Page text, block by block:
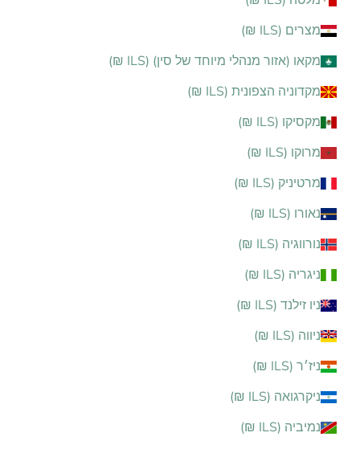
מצרים (ILS ₪)
מקאו (אזור מנהלי מיוחד של סין) (ILS ₪)
מקדוניה הצפונית (ILS ₪)
מקסיקו (ILS ₪)
מרוקו (ILS ₪)
מרטיניק (ILS ₪)
נאורו (ILS ₪)
נורווגיה (ILS ₪)
ניגריה (ILS ₪)
ניו זילנד (ILS ₪)
ניווה (ILS ₪)
ניז׳ר (ILS ₪)
ניקרגואה (ILS ₪)
נמיביה (ILS ₪)